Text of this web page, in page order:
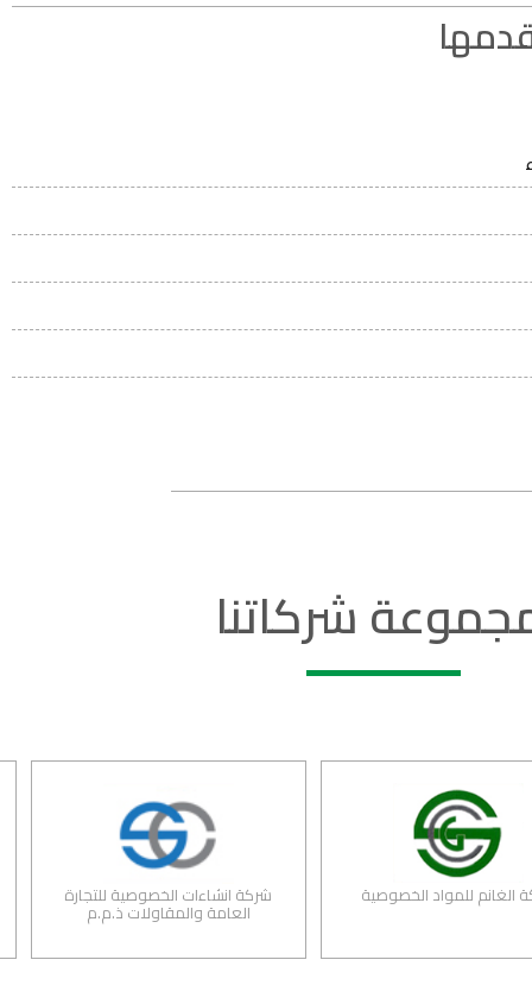
شركاتنا
شركة انشاءات الخصوصية للتجارة
العامة والمقاولات ذ.م.م
شركة الغانم للمواد الخصوصية